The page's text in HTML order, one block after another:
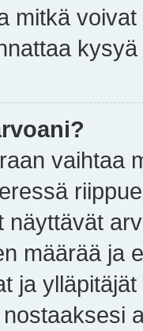
mitkä
vaihtaa
näyttävät
määrää ja
ja